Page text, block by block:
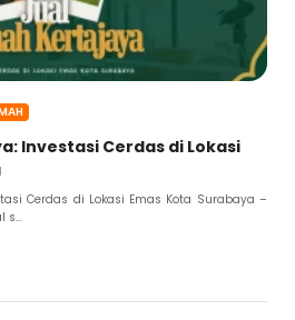
Investasi Cerdas di Lokasi
Cerdas di Lokasi Emas Kota Surabaya –
s...